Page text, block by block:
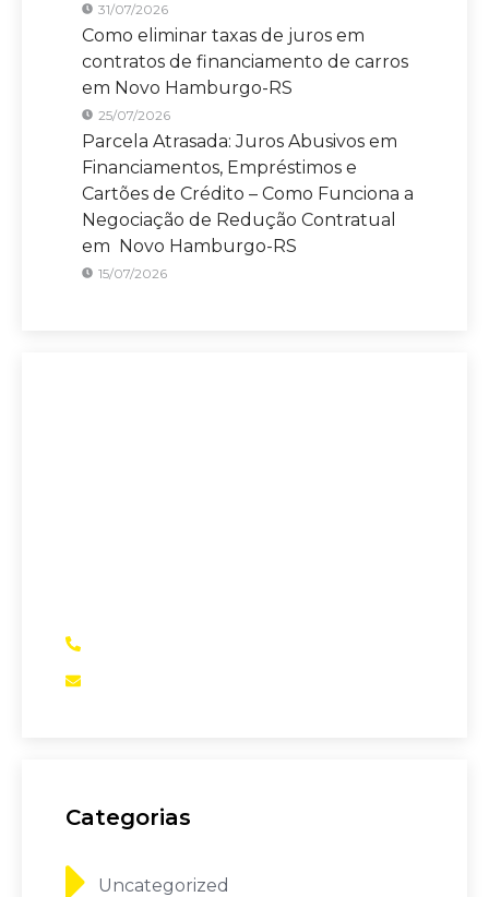
31/07/2026
Como eliminar taxas de juros em
contratos de financiamento de carros
em Novo Hamburgo-RS
25/07/2026
Parcela Atrasada: Juros Abusivos em
Financiamentos, Empréstimos e
Cartões de Crédito – Como Funciona a
Negociação de Redução Contratual
em Novo Hamburgo-RS
15/07/2026
Categorias
Uncategorized